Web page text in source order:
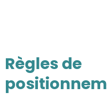
Règles de